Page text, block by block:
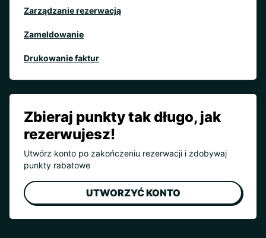
Zarządzanie rezerwacją
Zameldowanie
Drukowanie faktur
Zbieraj punkty tak długo, jak
rezerwujesz!
Utwórz konto po zakończeniu rezerwacji i zdobywaj
punkty rabatowe
UTWORZYĆ KONTO